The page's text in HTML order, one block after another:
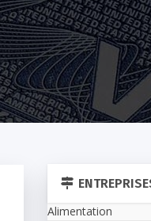
Alimentation